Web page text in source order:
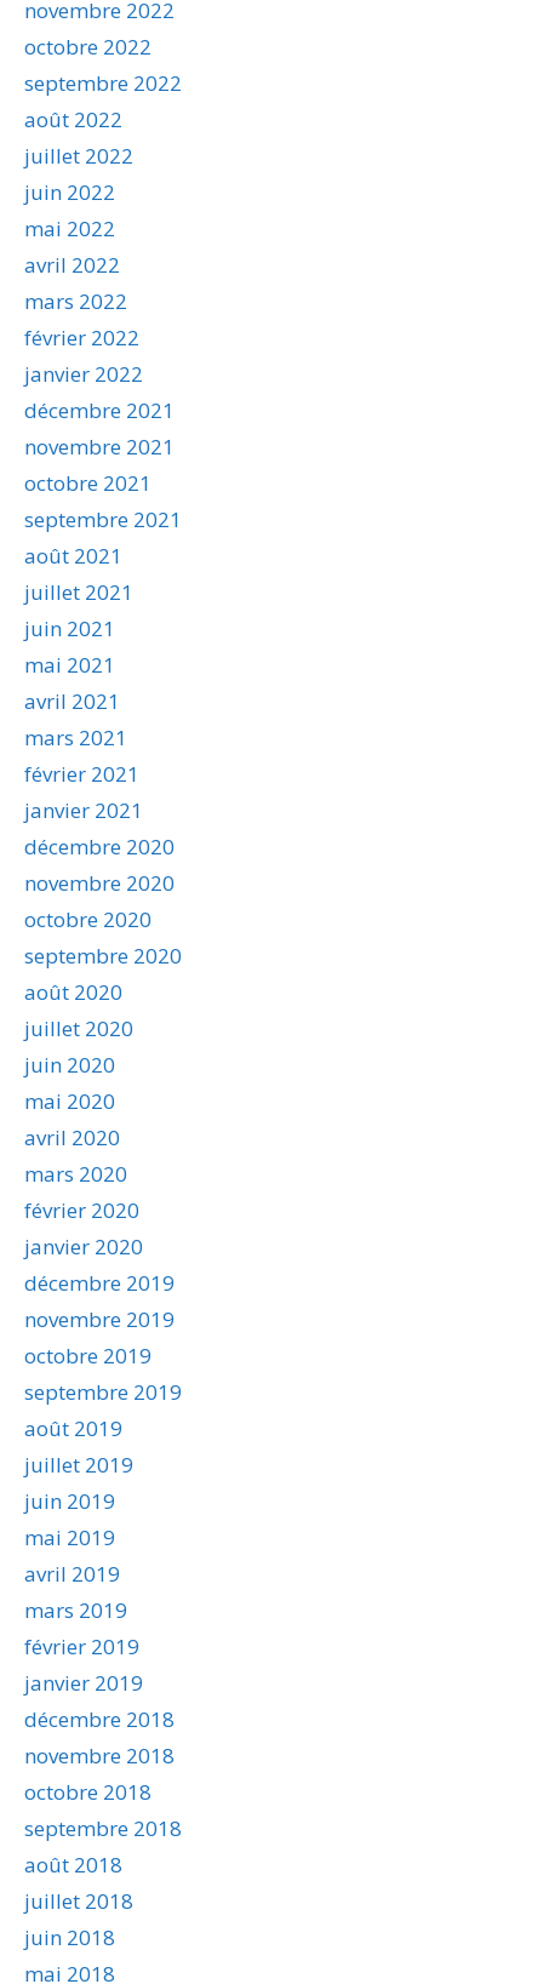
novembre 2022
octobre 2022
septembre 2022
août 2022
juillet 2022
juin 2022
mai 2022
avril 2022
mars 2022
février 2022
janvier 2022
décembre 2021
novembre 2021
octobre 2021
septembre 2021
août 2021
juillet 2021
juin 2021
mai 2021
avril 2021
mars 2021
février 2021
janvier 2021
décembre 2020
novembre 2020
octobre 2020
septembre 2020
août 2020
juillet 2020
juin 2020
mai 2020
avril 2020
mars 2020
février 2020
janvier 2020
décembre 2019
novembre 2019
octobre 2019
septembre 2019
août 2019
juillet 2019
juin 2019
mai 2019
avril 2019
mars 2019
février 2019
janvier 2019
décembre 2018
novembre 2018
octobre 2018
septembre 2018
août 2018
juillet 2018
juin 2018
mai 2018